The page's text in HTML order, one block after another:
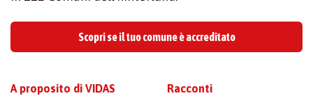
Scopri se il tuo comune è accreditato
A proposito di VIDAS
Racconti